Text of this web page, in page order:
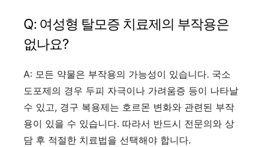
Q: 여성형 탈모증 치료제의 부작용은
없나요?
A: 모든 약물은 부작용의 가능성이 있습니다. 국소
도포제의 경우 두피 자극이나 가려움증 등이 나타날
수 있고, 경구 복용제는 호르몬 변화와 관련된 부작
용이 있을 수 있습니다. 따라서 반드시 전문의와 상
담 후 적절한 치료법을 선택해야 합니다.